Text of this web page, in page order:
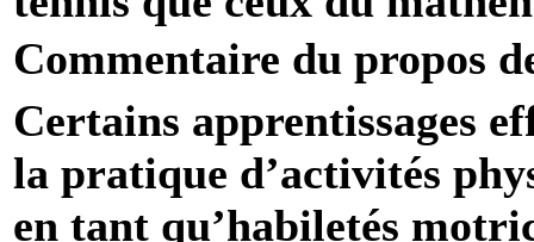
Commentaire du propos
Certains apprentissages
la pratique d’activités
en tant qu’habiletés